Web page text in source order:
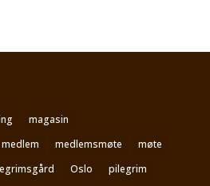
magasin
medlem medlemsmøte
møte
Oslo
pilegrim